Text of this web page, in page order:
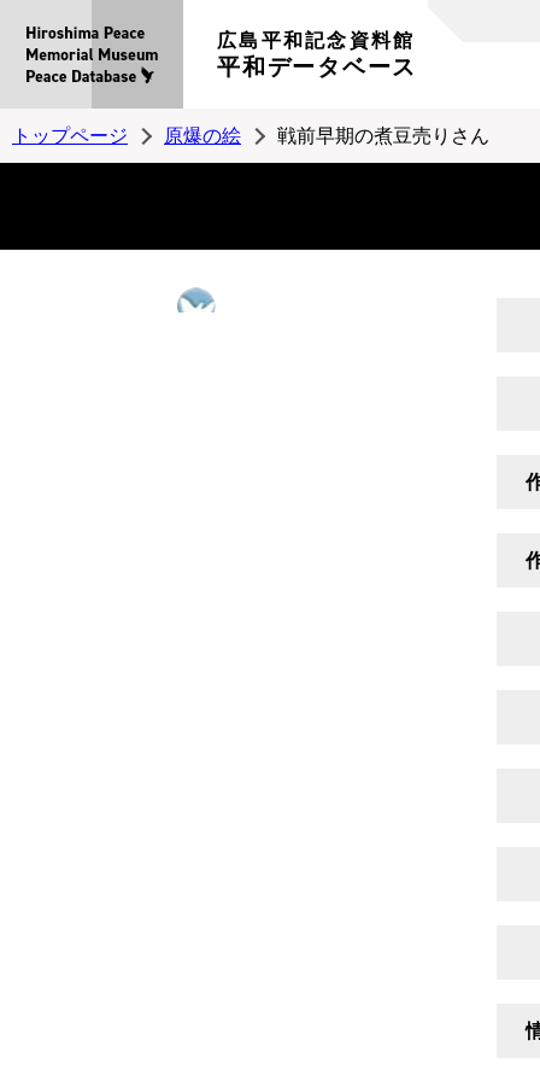
広島平和記念資料館
平和データベース
トップページ 原爆の絵 戦前早期の煮豆売りさん